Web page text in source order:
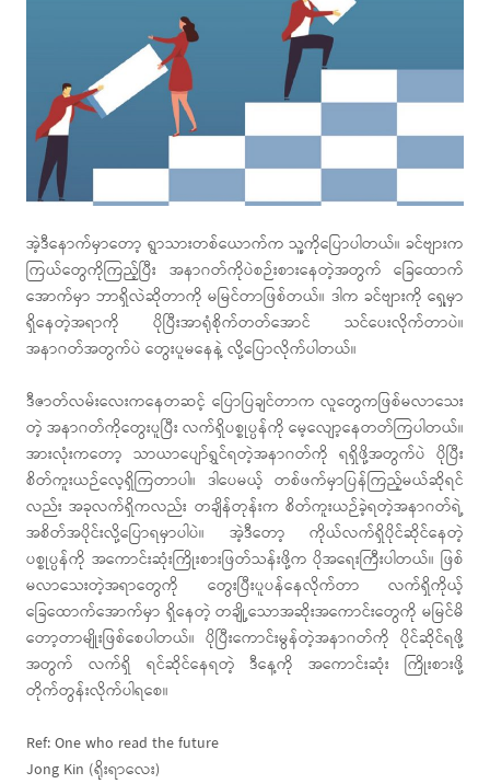
အဲ့ဒီနောက်မှာတော့ ရွာသားတစ်ယောက်က သူ့ကိုပြောပါတယ်။ ခင်ဗျားက
ကြယ်တွေကိုကြည့်ပြီး အနာဂတ်ကိုပဲစဉ်းစားနေတဲ့အတွက် ခြေထောက်
အောက်မှာ ဘာရှိလဲဆိုတာကို မမြင်တာဖြစ်တယ်။ ဒါက ခင်ဗျားကို ရှေ့မှာ
ရှိနေတဲ့အရာကို ပိုပြီးအာရုံစိုက်တတ်အောင် သင်ပေးလိုက်တာပဲ။
အနာဂတ်အတွက်ပဲ တွေးပူမနေနဲ့ လို့ပြောလိုက်ပါတယ်။
ဒီဇာတ်လမ်းလေးကနေတဆင့် ပြောပြချင်တာက လူတွေကဖြစ်မလာသေး
တဲ့ အနာဂတ်ကိုတွေးပူပြီး လက်ရှိပစ္စုပ္ပန်ကို မေ့လျော့နေတတ်ကြပါတယ်။
အားလုံးကတော့ သာယာပျော်ရွှင်ရတဲ့အနာဂတ်ကို ရရှိဖို့အတွက်ပဲ ပိုပြီး
စိတ်ကူးယဉ်လေ့ရှိကြတာပါ။ ဒါပေမယ့် တစ်ဖက်မှာပြန်ကြည့်မယ်ဆိုရင်
လည်း အခုလက်ရှိကလည်း တချိန်တုန်းက စိတ်ကူးယဉ်ခဲ့ရတဲ့အနာဂတ်ရဲ့
အစိတ်အပိုင်းလို့ပြောရမှာပါပဲ။ အဲ့ဒီတော့ ကိုယ်လက်ရှိပိုင်ဆိုင်နေတဲ့
ပစ္စုပ္ပန်ကို အကောင်းဆုံးကြိုးစားဖြတ်သန်းဖို့က ပိုအရေးကြီးပါတယ်။ ဖြစ်
မလာသေးတဲ့အရာတွေကို တွေးပြီးပူပန်နေလိုက်တာ လက်ရှိကိုယ့်
ခြေထောက်အောက်မှာ ရှိနေတဲ့ တချို့သောအဆိုးအကောင်းတွေကို မမြင်မိ
တော့တာမျိုးဖြစ်စေပါတယ်။ ပိုပြီးကောင်းမွန်တဲ့အနာဂတ်ကို ပိုင်ဆိုင်ရဖို့
အတွက် လက်ရှိ ရင်ဆိုင်နေရတဲ့ ဒီနေ့ကို အကောင်းဆုံး ကြိုးစားဖို့
တိုက်တွန်းလိုက်ပါရစေ။
Ref: One who read the future
Jong Kin (ရိုးရာလေး)